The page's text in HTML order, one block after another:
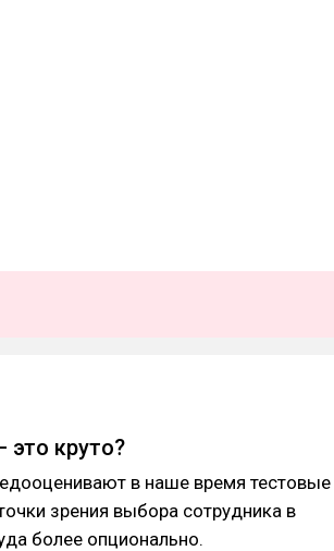
это круто?
в наше время тестовые
зрения выбора сотрудника в
более опционально.